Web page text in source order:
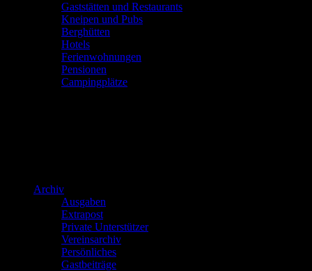
Gaststätten und Restaurants
Kneipen und Pubs
Berghütten
Hotels
Ferienwohnungen
Pensionen
Campingplätze
Archiv
Ausgaben
Extrapost
Private Unterstützer
Vereinsarchiv
Persönliches
Gastbeiträge